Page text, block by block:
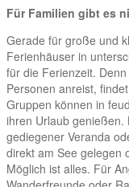
Für Familien gibt es
Gerade für große und
Ferienhäuser in
für die Ferienzeit.
Personen anreist,
Gruppen können in
ihren Urlaub genießen.
gediegener Veranda
direkt am See gelegen
Möglich ist alles. Für